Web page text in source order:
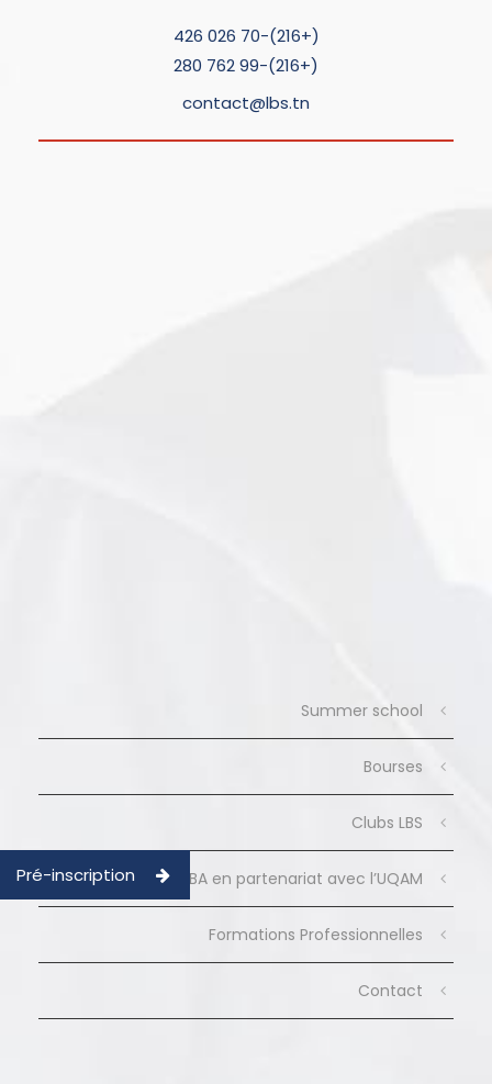
(+216)-70 026 426
(+216)-99 762 280
contact@lbs.tn
Summer school
Bourses
Clubs LBS
MBA en partenariat avec l’UQAM
Formations Professionnelles
Contact
Pré-inscription